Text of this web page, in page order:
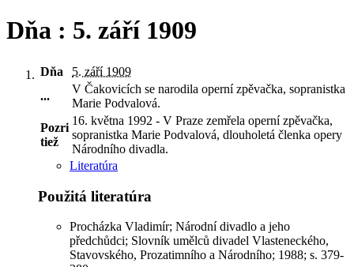
Dňa : 5. září 1909
Dňa
5. září 1909
...
V Čakovicích se narodila operní zpěvačka, sopranistka
Marie Podvalová.
Pozri
tiež
16. května 1992 - V Praze zemřela operní zpěvačka,
sopranistka Marie Podvalová, dlouholetá členka opery
Národního divadla.
Literatúra
Použitá literatúra
Procházka Vladimír; Národní divadlo a jeho
předchůdci; Slovník umělců divadel Vlasteneckého,
Stavovského, Prozatimního a Národního; 1988; s. 379-